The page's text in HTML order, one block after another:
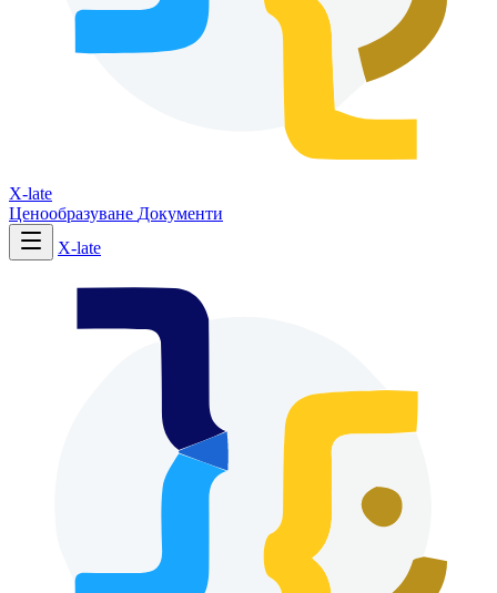
X-late
Ценообразуване Документи
X-late